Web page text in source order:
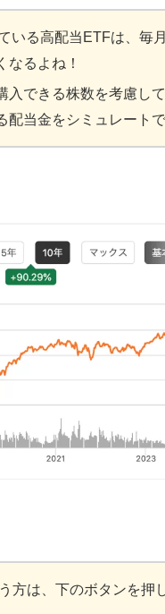
いる高配当ETFは、毎
なるよね！
入できる株数を考慮し
当金をシミュレートで
方は、下のボタンを押